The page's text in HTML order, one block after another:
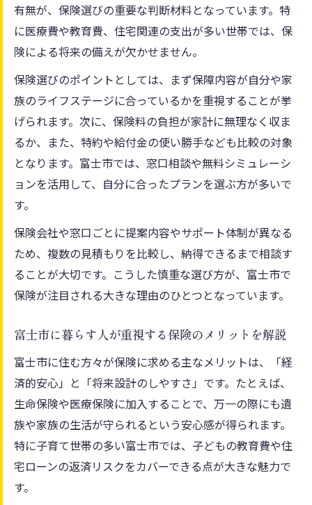
有無が、保険選びの重要な判断材料となっています。特
に医療費や教育費、住宅関連の支出が多い世帯では、保
険による将来の備えが欠かせません。
保険選びのポイントとしては、まず保障内容が自分や家
族のライフステージに合っているかを重視することが挙
げられます。次に、保険料の負担が家計に無理なく収ま
るか、また、特約や給付金の使い勝手なども比較の対象
となります。富士市では、窓口相談や無料シミュレーシ
ョンを活用して、自分に合ったプランを選ぶ方が多いで
す。
保険会社や窓口ごとに提案内容やサポート体制が異なる
ため、複数の見積もりを比較し、納得できるまで相談す
ることが大切です。こうした慎重な選び方が、富士市で
保険が注目される大きな理由のひとつとなっています。
富士市に暮らす人が重視する保険のメリットを解説
富士市に住む方々が保険に求める主なメリットは、「経
済的安心」と「将来設計のしやすさ」です。たとえば、
生命保険や医療保険に加入することで、万一の際にも遺
族や家族の生活が守られるという安心感が得られます。
特に子育て世帯の多い富士市では、子どもの教育費や住
宅ローンの返済リスクをカバーできる点が大きな魅力で
す。